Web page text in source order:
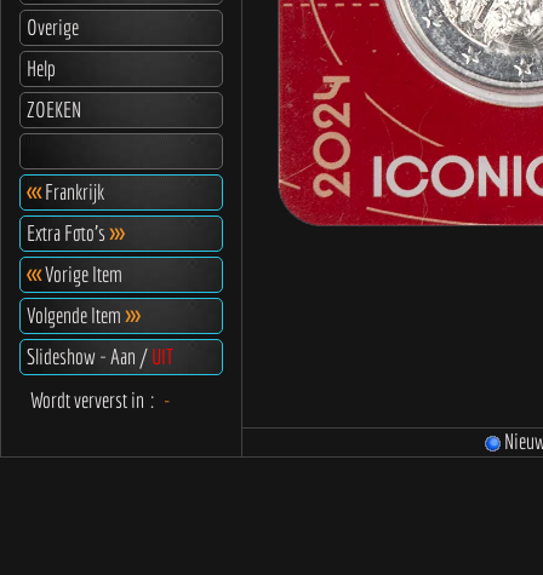
Overige
Help
ZOEKEN
<<<Frankrijk
Extra Foto's>>>
<<<Vorige Item
Volgende Item>>>
Slideshow - Aan /UIT
Wordt ververst in : -